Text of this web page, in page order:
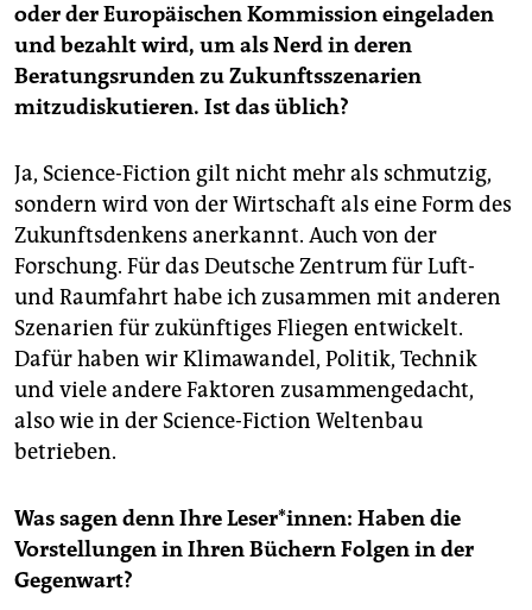
oder der Europäischen Kommission eingeladen
und bezahlt wird, um als Nerd in deren
Beratungsrunden zu Zukunftsszenarien
mitzudiskutieren. Ist das üblich?
Ja, Science-Fiction gilt nicht mehr als schmutzig,
sondern wird von der Wirtschaft als eine Form des
Zukunftsdenkens anerkannt. Auch von der
Forschung. Für das Deutsche Zentrum für Luft-
und Raumfahrt habe ich zusammen mit anderen
Szenarien für zukünftiges Fliegen entwickelt.
Dafür haben wir Klimawandel, Politik, Technik
und viele andere Faktoren zusammengedacht,
also wie in der Science-Fiction Weltenbau
betrieben.
Was sagen denn Ihre Leser*innen: Haben die
Vorstellungen in Ihren Büchern Folgen in der
Gegenwart?